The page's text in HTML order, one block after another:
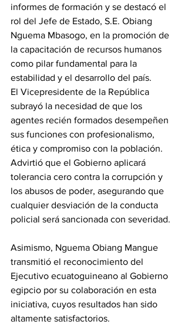
informes de formación y se destacó el
rol del Jefe de Estado, S.E. Obiang
Nguema Mbasogo, en la promoción de
la capacitación de recursos humanos
como pilar fundamental para la
estabilidad y el desarrollo del país.
El Vicepresidente de la República
subrayó la necesidad de que los
agentes recién formados desempeñen
sus funciones con profesionalismo,
ética y compromiso con la población.
Advirtió que el Gobierno aplicará
tolerancia cero contra la corrupción y
los abusos de poder, asegurando que
cualquier desviación de la conducta
policial será sancionada con severidad.
Asimismo, Nguema Obiang Mangue
transmitió el reconocimiento del
Ejecutivo ecuatoguineano al Gobierno
egipcio por su colaboración en esta
iniciativa, cuyos resultados han sido
altamente satisfactorios.